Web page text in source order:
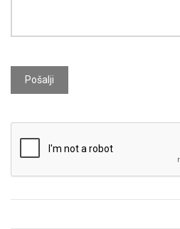
Pošalji